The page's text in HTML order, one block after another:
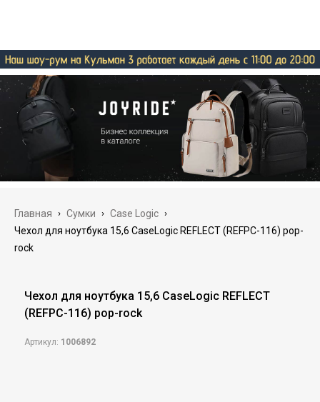
Главная › Сумки › Case Logic ›
Чехол для ноутбука 15,6 CaseLogic REFLECT (REFPC-116) pop-
rock
Чехол для ноутбука 15,6 CaseLogic REFLECT
(REFPC-116) pop-rock
Артикул: 1006892